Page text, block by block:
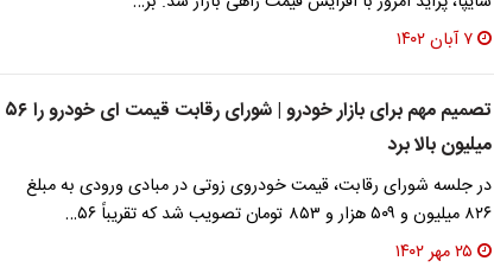
۷ آبان ۱۴۰۲
تصمیم مهم برای بازار خودرو | شورای رقابت قیمت ای خودرو را ۵۶
میلیون بالا برد
در جلسه شورای رقابت، قیمت خودروی زوتی در مبادی ورودی به مبلغ
۸۲۶ میلیون و ۵۰۹ هزار و ۸۵۳ تومان تصویب شد که تقریباً ۵۶…
۲۵ مهر ۱۴۰۲